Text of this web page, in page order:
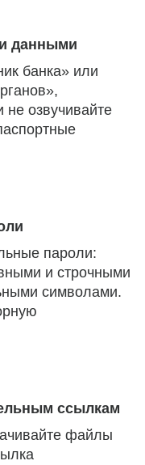
данными
банка» или
не озвучивайте
пароли:
и строчными
символами.
ссылкам
файлы